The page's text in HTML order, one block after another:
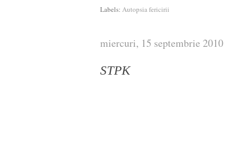
Labels: Autopsia fericirii
miercuri, 15 septembrie 2010
STPK